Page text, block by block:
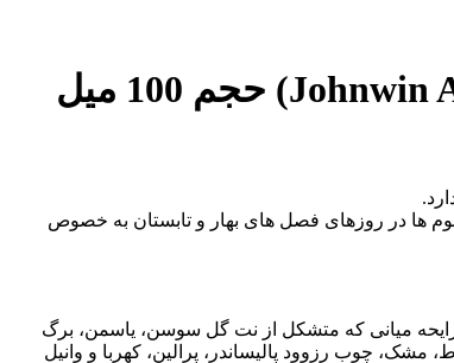
ها در روزهای فصل های بهار و تابستان به خصوص
رایحه میانی که متشکل از نت گل سوسن، یاسمن، برگ
چوب رزوود پالیساندر، پرالین، کهربا و وانیل